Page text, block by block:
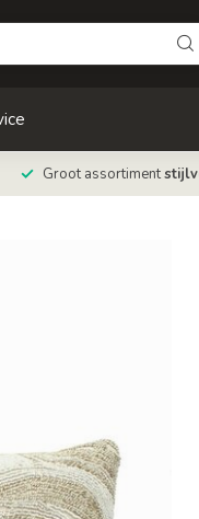
Groot assortiment